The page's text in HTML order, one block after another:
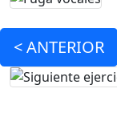
<ANTERIOR